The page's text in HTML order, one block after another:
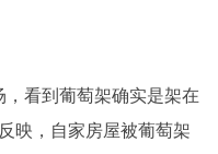
看到葡萄架确实是架在
映，自家房屋被葡萄架